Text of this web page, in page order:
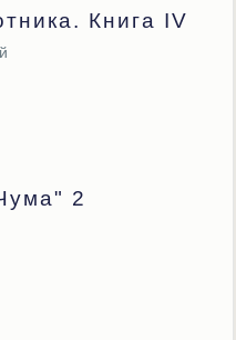
Книга IV
2